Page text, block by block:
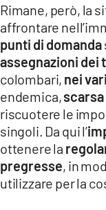
Rimane, però, la
affrontare
punti di domanda
assegnazioni dei
colombari, nei
endemica,
riscuotere le
singoli. Da qui l’
ottenere la
pregresse, in
utilizzare per la